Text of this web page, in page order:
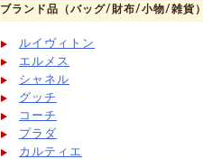
ブランド品（バッグ/財布/小物/雑貨）
ルイヴィトン
エルメス
シャネル
グッチ
コーチ
プラダ
カルティエ